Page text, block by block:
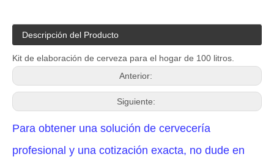
Descripción del Producto
Kit de elaboración de cerveza para el hogar de 100 litros.
Anterior:
Siguiente:
Para obtener una solución de cervecería
profesional y una cotización exacta, no dude en